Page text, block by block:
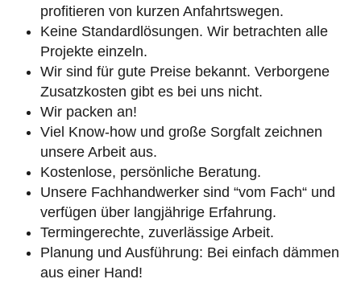
profitieren von kurzen Anfahrtswegen.
Keine Standardlösungen. Wir betrachten alle
Projekte einzeln.
Wir sind für gute Preise bekannt. Verborgene
Zusatzkosten gibt es bei uns nicht.
Wir packen an!
Viel Know-how und große Sorgfalt zeichnen
unsere Arbeit aus.
Kostenlose, persönliche Beratung.
Unsere Fachhandwerker sind “vom Fach“ und
verfügen über langjährige Erfahrung.
Termingerechte, zuverlässige Arbeit.
Planung und Ausführung: Bei einfach dämmen
aus einer Hand!